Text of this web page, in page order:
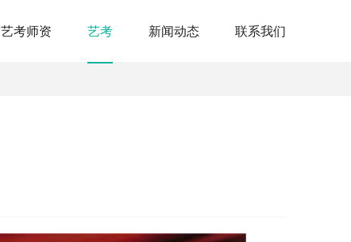
艺考师资 艺考 新闻动态 联系我们